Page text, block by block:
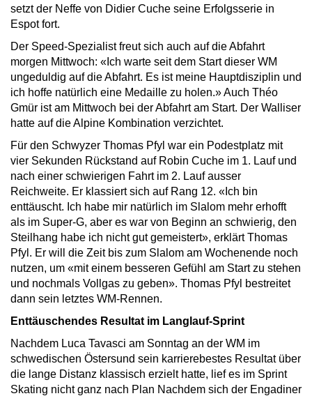
setzt der Neffe von Didier Cuche seine Erfolgsserie in
Espot fort.
Der Speed-Spezialist freut sich auch auf die Abfahrt
morgen Mittwoch: «Ich warte seit dem Start dieser WM
ungeduldig auf die Abfahrt. Es ist meine Hauptdisziplin und
ich hoffe natürlich eine Medaille zu holen.» Auch Théo
Gmür ist am Mittwoch bei der Abfahrt am Start. Der Walliser
hatte auf die Alpine Kombination verzichtet.
Für den Schwyzer Thomas Pfyl war ein Podestplatz mit
vier Sekunden Rückstand auf Robin Cuche im 1. Lauf und
nach einer schwierigen Fahrt im 2. Lauf ausser
Reichweite. Er klassiert sich auf Rang 12. «Ich bin
enttäuscht. Ich habe mir natürlich im Slalom mehr erhofft
als im Super-G, aber es war von Beginn an schwierig, den
Steilhang habe ich nicht gut gemeistert», erklärt Thomas
Pfyl. Er will die Zeit bis zum Slalom am Wochenende noch
nutzen, um «mit einem besseren Gefühl am Start zu stehen
und nochmals Vollgas zu geben». Thomas Pfyl bestreitet
dann sein letztes WM-Rennen.
Enttäuschendes Resultat im Langlauf-Sprint
Nachdem Luca Tavasci am Sonntag an der WM im
schwedischen Östersund sein karrierebestes Resultat über
die lange Distanz klassisch erzielt hatte, lief es im Sprint
Skating nicht ganz nach Plan Nachdem sich der Engadiner